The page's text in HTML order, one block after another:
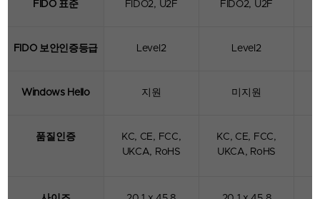
FIDO 표준 FIDO2, U2F FIDO2, U2F
FIDO 보안인증등급 Level2 Level2
Windows Hello 지원 미지원
품질인증
KC, CE, FCC,
UKCA, RoHS
KC, CE, FCC,
UKCA, RoHS